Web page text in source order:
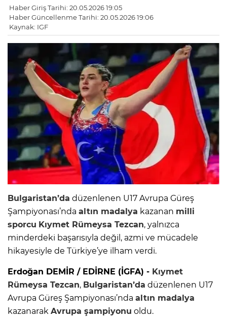
Haber Giriş Tarihi: 20.05.2026 19:05
Haber Güncellenme Tarihi: 20.05.2026 19:06
Kaynak: IGF
Bulgaristan’da düzenlenen U17 Avrupa Güreş
Şampiyonası’nda altın madalya kazanan milli
sporcu Kıymet Rümeysa Tezcan, yalnızca
minderdeki başarısıyla değil, azmi ve mücadele
hikayesiyle de Türkiye’ye ilham verdi.
Erdoğan DEMİR / EDİRNE (İGFA) - Kıymet
Rümeysa Tezcan, Bulgaristan’da düzenlenen U17
Avrupa Güreş Şampiyonası’nda altın madalya
kazanarak Avrupa şampiyonu oldu.